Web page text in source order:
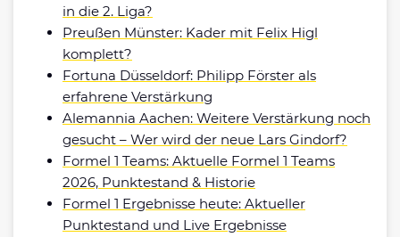
in die 2. Liga?
Preußen Münster: Kader mit Felix Higl
komplett?
Fortuna Düsseldorf: Philipp Förster als
erfahrene Verstärkung
Alemannia Aachen: Weitere Verstärkung noch
gesucht – Wer wird der neue Lars Gindorf?
Formel 1 Teams: Aktuelle Formel 1 Teams
2026, Punktestand & Historie
Formel 1 Ergebnisse heute: Aktueller
Punktestand und Live Ergebnisse